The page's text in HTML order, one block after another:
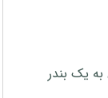
به یک بندر